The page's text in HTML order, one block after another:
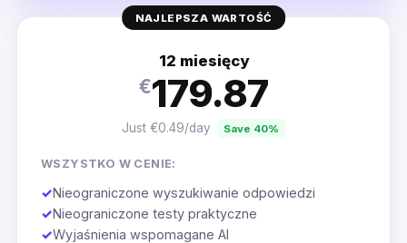
NAJLEPSZA WARTOŚĆ
12 miesięcy
€179.87
Just €0.49/day Save 40%
WSZYSTKO W CENIE:
✓Nieograniczone wyszukiwanie odpowiedzi
✓Nieograniczone testy praktyczne
✓Wyjaśnienia wspomagane AI